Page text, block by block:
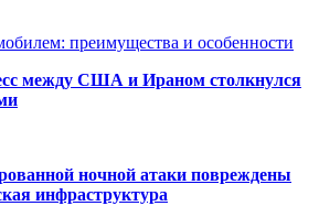
преимущества и особенности
между США и Ираном столкнулся
ночной атаки повреждены
инфраструктура